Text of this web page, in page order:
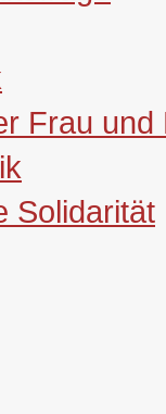
Frau und
Solidarität